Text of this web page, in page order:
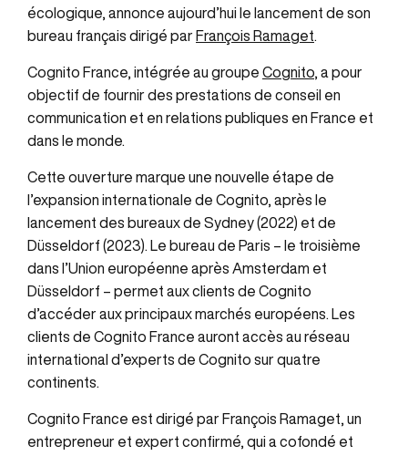
écologique, annonce aujourd’hui le lancement de son
bureau français dirigé par François Ramaget
Cognito France, intégrée au groupe Cognito , a pour
objectif de fournir des prestations de conseil en
communication et en relations publiques en France et
dans le monde.
Cette ouverture marque une nouvelle étape de
l’expansion internationale de Cognito, après le
lancement des bureaux de Sydney (2022) et de
Düsseldorf (2023). Le bureau de Paris – le troisième
dans l’Union européenne après Amsterdam et
Düsseldorf – permet aux clients de Cognito
d’accéder aux principaux marchés européens. Les
clients de Cognito France auront accès au réseau
international d’experts de Cognito sur quatre
continents.
Cognito France est dirigé par François Ramaget, un
entrepreneur et expert confirmé, qui a cofondé et